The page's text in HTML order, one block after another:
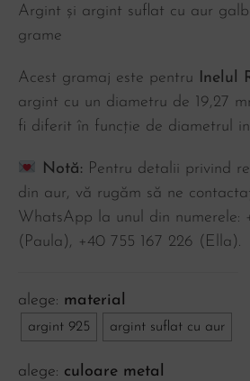
Argint și argint suflat cu aur
grame
Acest gramaj este pentru Inelul
argint cu un diametru de 19,27
fi diferit în funcție de diametrul
Notă: Pentru detalii privind
din aur, vă rugăm să ne
WhatsApp la unul din numerele:
(Paula), ‪+40 755 167 226‬ (Ella).
material
argint 925 argint suflat cu aur
culoare metal